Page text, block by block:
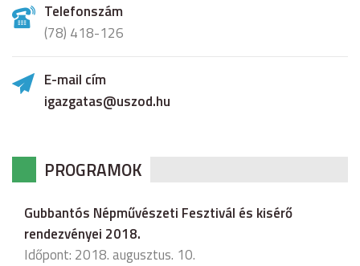
Telefonszám
(78) 418-126
E-mail cím
igazgatas@uszod.hu
PROGRAMOK
Gubbantós Népművészeti Fesztivál és kisérő
rendezvényei 2018.
Időpont: 2018. augusztus. 10.